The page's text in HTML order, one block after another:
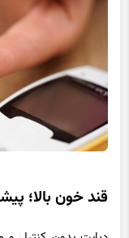
قند خون بالا؛